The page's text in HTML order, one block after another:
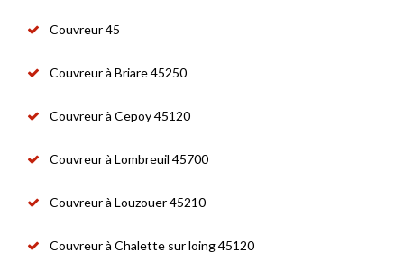
Couvreur 45
Couvreur à Briare 45250
Couvreur à Cepoy 45120
Couvreur à Lombreuil 45700
Couvreur à Louzouer 45210
Couvreur à Chalette sur loing 45120